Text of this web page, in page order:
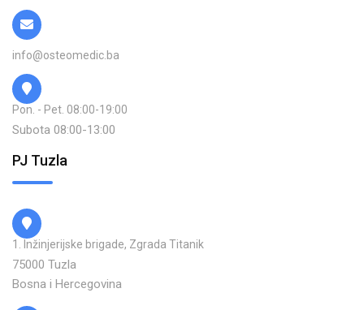
info@osteomedic.ba
Pon. - Pet. 08:00-19:00
Subota 08:00-13:00
PJ Tuzla
1. Inžinjerijske brigade, Zgrada Titanik
75000 Tuzla
Bosna i Hercegovina